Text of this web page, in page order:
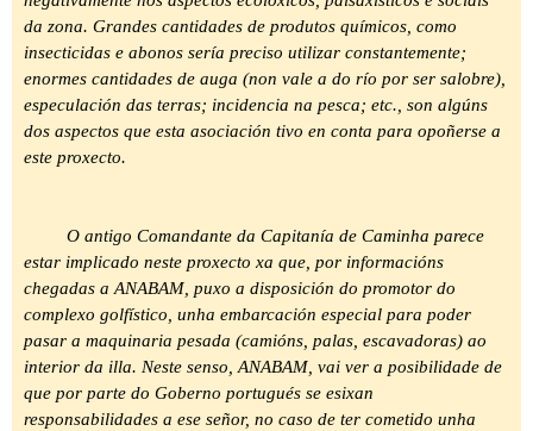
da zona. Grandes cantidades de produtos químicos, como
insecticidas e abonos sería preciso utilizar constantemente;
enormes cantidades de auga (non vale a do río por ser salobre),
especulación das terras; incidencia na pesca; etc., son algúns
dos aspectos que esta asociación tivo en conta para opoñerse a
este proxecto.
O antigo Comandante da Capitanía de Caminha parece
estar implicado neste proxecto xa que, por informacións
chegadas a ANABAM, puxo a disposición do promotor do
complexo golfístico, unha embarcación especial para poder
pasar a maquinaria pesada (camións, palas, escavadoras) ao
interior da illa. Neste senso, ANABAM, vai ver a posibilidade de
que por parte do Goberno portugués se esixan
responsabilidades a ese señor, no caso de ter cometido unha